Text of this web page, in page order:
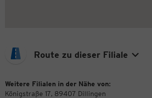
Route zu dieser Filiale
Weitere Filialen in der Nähe von:
Königstraße 17, 89407 Dillingen